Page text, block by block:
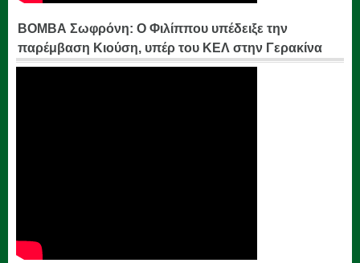
ΒΟΜΒΑ Σωφρόνη: Ο Φιλίππου υπέδειξε την
παρέμβαση Κιούση, υπέρ του ΚΕΛ στην Γερακίνα